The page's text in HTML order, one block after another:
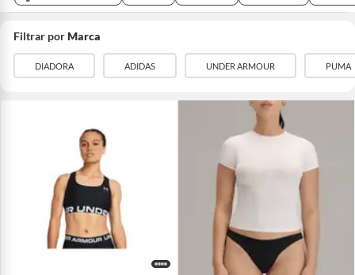
Filtrar porMarca
DIADORA ADIDAS UNDER ARMOUR PUMA